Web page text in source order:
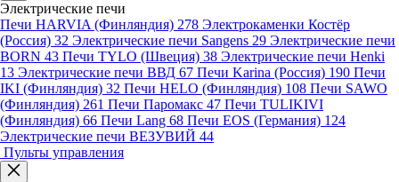
Электрические печи
Печи HARVIA (Финляндия) 278 Электрокаменки Костёр
(Россия) 32 Электрические печи Sangens 29 Электрические печи
BORN 43 Печи TYLO (Швеция) 38 Электрические печи Henki
13 Электрические печи ВВД 67 Печи Karina (Россия) 190 Печи
IKI (Финляндия) 32 Печи HELO (Финляндия) 108 Печи SAWO
(Финляндия) 261 Печи Паромакс 47 Печи TULIKIVI
(Финляндия) 66 Печи Lang 68 Печи EOS (Германия) 124
Электрические печи ВЕЗУВИЙ 44
Пульты управления